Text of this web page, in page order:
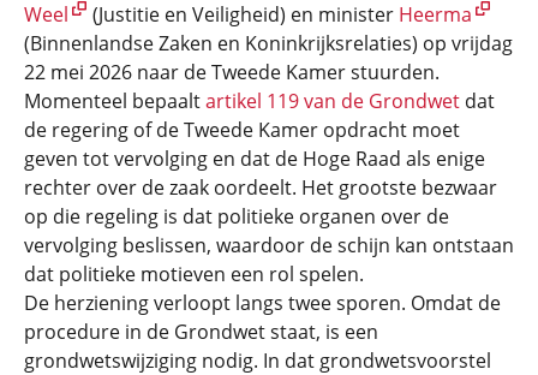
Weel
(Justitie en Veiligheid) en minister Heerma
(Binnenlandse Zaken en Koninkrijksrelaties) op vrijdag
22 mei 2026 naar de Tweede Kamer stuurden.
Momenteel bepaaltartikel 119 van de Grondwet dat
de regering of de Tweede Kamer opdracht moet
geven tot vervolging en dat de Hoge Raad als enige
rechter over de zaak oordeelt. Het grootste bezwaar
op die regeling is dat politieke organen over de
vervolging beslissen, waardoor de schijn kan ontstaan
dat politieke motieven een rol spelen.
De herziening verloopt langs twee sporen. Omdat de
procedure in de Grondwet staat, is een
grondwetswijziging nodig. In dat grondwetsvoorstel